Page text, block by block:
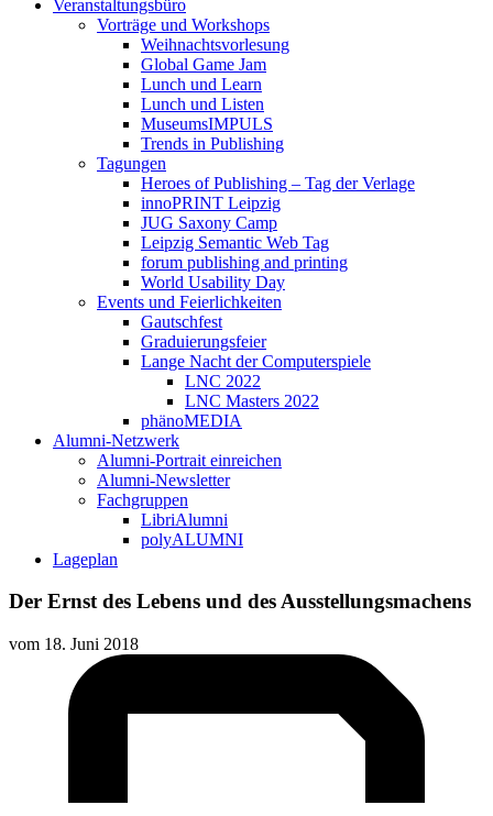
Veranstaltungsbüro
Vorträge und Workshops
Weihnachtsvorlesung
Global Game Jam
Lunch und Learn
Lunch und Listen
MuseumsIMPULS
Trends in Publishing
Tagungen
Heroes of Publishing – Tag der Verlage
innoPRINT Leipzig
JUG Saxony Camp
Leipzig Semantic Web Tag
forum publishing and printing
World Usability Day
Events und Feierlichkeiten
Gautschfest
Graduierungsfeier
Lange Nacht der Computerspiele
LNC 2022
LNC Masters 2022
phänoMEDIA
Alumni-Netzwerk
Alumni-Portrait einreichen
Alumni-Newsletter
Fachgruppen
LibriAlumni
polyALUMNI
Lageplan
Der Ernst des Lebens und des Ausstellungsmachens
vom 18. Juni 2018